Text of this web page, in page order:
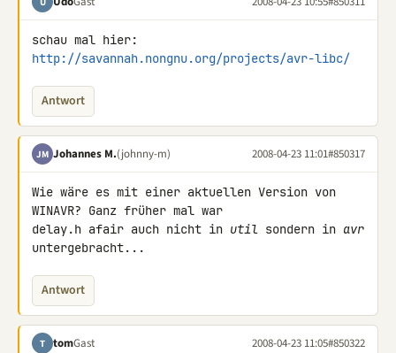
http://savannah.nongnu.org/projects/avr-libc/
Antwort
JM Johannes M.(johnny-m) 2008-04-23 11:01#850317
Wie wäre es mit einer aktuellen Version von
WINAVR? Ganz früher mal war
delay.h afair auch nicht in util sondern in avr
untergebracht...
Antwort
T tomGast 2008-04-23 11:05#850322